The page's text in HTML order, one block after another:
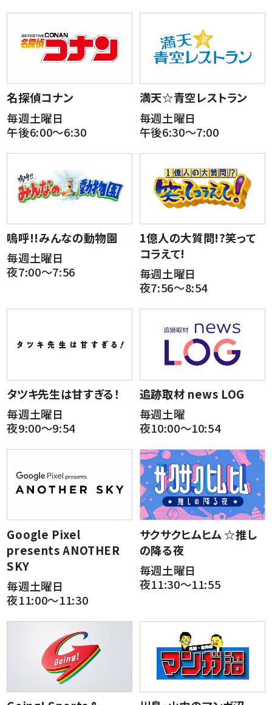
名探偵コナン
毎週土曜日
午後6:00～6:30
満天☆青空レストラン
毎週土曜日
午後6:30～7:00
嗚呼!!みんなの動物園
毎週土曜日
夜7:00～7:56
1億人の大質問!?笑って
コラえて!
毎週土曜日
夜7:56～8:54
タツキ先生は甘すぎる！
毎週土曜日
夜9:00～9:54
追跡取材 news LOG
毎週土曜
夜10:00～10:54
Google Pixel
presents ANOTHER
SKY
毎週土曜日
夜11:00～11:30
サクサクヒムヒム ☆推し
の降る夜
毎週土曜日
夜11:30～11:55